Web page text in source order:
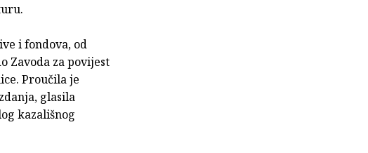
i fondova, od
Zavoda za povijest
Proučila je
glasila
kazališnog